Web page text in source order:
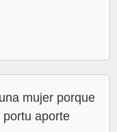
mujer porque
aporte